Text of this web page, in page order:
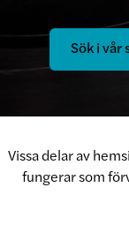
Sök i vår
Vissa delar av
fungerar som